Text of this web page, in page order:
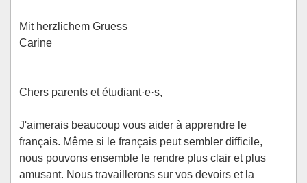
Mit herzlichem Gruess
Carine
Chers parents et étudiant·e·s,
J'aimerais beaucoup vous aider à apprendre le
français. Même si le français peut sembler difficile,
nous pouvons ensemble le rendre plus clair et plus
amusant. Nous travaillerons sur vos devoirs et la